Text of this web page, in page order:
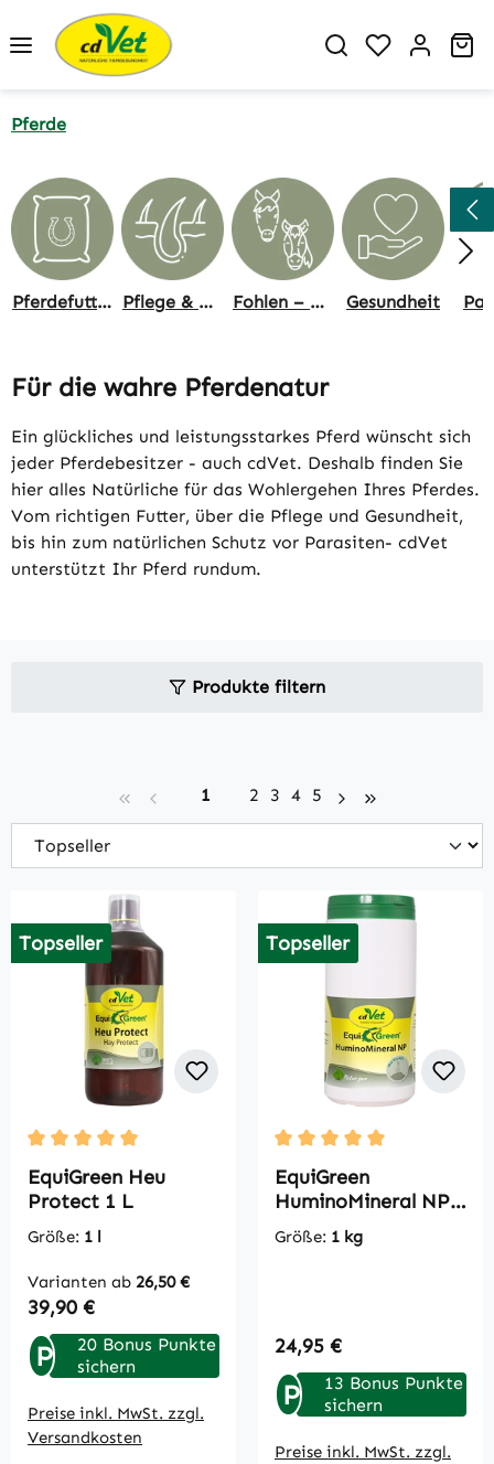
Zum Hauptinhalt springen
Du hast 0
Pferde
Pferdefutter Pflege & Hygiene Fohlen – Zucht & Alter Gesundheit
Für die wahre Pferdenatur
Ein glückliches und leistungsstarkes Pferd wünscht sich
jeder Pferdebesitzer - auch cdVet. Deshalb finden Sie
hier alles Natürliche für das Wohlergehen Ihres Pferdes.
Vom richtigen Futter, über die Pflege und Gesundheit,
bis hin zum natürlichen Schutz vor Parasiten- cdVet
unterstützt Ihr Pferd rundum.
Produkte filtern
Seite
1 Seite
2 Seite
3 Seite
4 Seite
5
Topseller
Durchschnittliche Bewertung von 5 von 5 Sternen
EquiGreen Heu
Protect 1 L
Größe: 1 l
Varianten ab 26,50 €
Regulärer Preis:
39,90 €
P
20 Bonus Punkte
sichern
Preise inkl. MwSt. zzgl.
Versandkosten
Topseller
Durchschnittliche
EquiGreen
HuminoMineral NP 1
kg
Größe: 1 kg
Regulärer Preis:
24,95 €
P
13 Bonus Punkte
sichern
Preise inkl. MwSt. zzgl.